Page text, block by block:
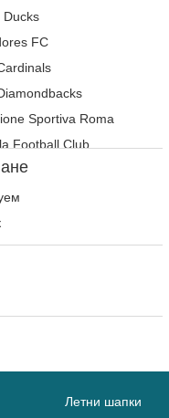
Ducks
FC
Sportiva Roma
Football Club
Sox
Летни шапки